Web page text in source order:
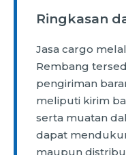
Ringkasan
Jasa cargo
Rembang
pengiriman
meliputi kirim
serta muatan
dapat
maupun